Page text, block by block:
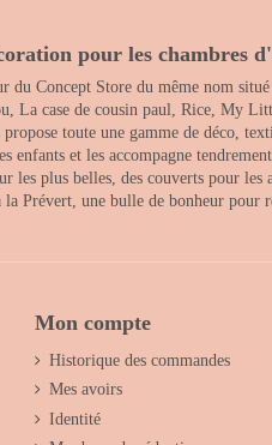
pour les chambres
Concept Store du même nom
La case de cousin paul, Rice,
toute une gamme de déco,
et les accompagne
les plus belles, des couverts pour
Prévert, une bulle de bonheur pour
Mon compte
Historique des commandes
Mes avoirs
Identité